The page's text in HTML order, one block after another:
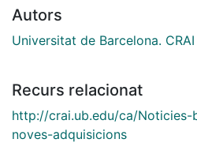
Autors
Universitat de Barcelona. CRAI
Recurs relacionat
http://crai.ub.edu/ca/
noves-adquisicions